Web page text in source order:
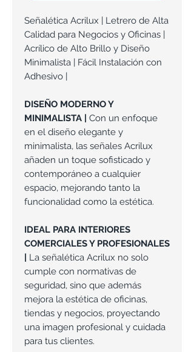
Señalética Acrilux | Letrero de Alta
Calidad para Negocios y Oficinas |
Acrílico de Alto Brillo y Diseño
Minimalista | Fácil Instalación con
Adhesivo |
DISEÑO MODERNO Y
MINIMALISTA | Con un enfoque
en el diseño elegante y
minimalista, las señales Acrilux
añaden un toque sofisticado y
contemporáneo a cualquier
espacio, mejorando tanto la
funcionalidad como la estética.
IDEAL PARA INTERIORES
COMERCIALES Y PROFESIONALES
| La señalética Acrilux no solo
cumple con normativas de
seguridad, sino que además
mejora la estética de oficinas,
tiendas y negocios, proyectando
una imagen profesional y cuidada
para tus clientes.